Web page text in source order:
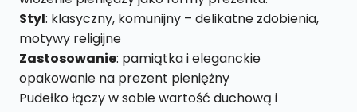
Styl: klasyczny, komunijny – delikatne zdobienia,
motywy religijne
Zastosowanie: pamiątka i eleganckie
opakowanie na prezent pieniężny
Pudełko łączy w sobie wartość duchową i